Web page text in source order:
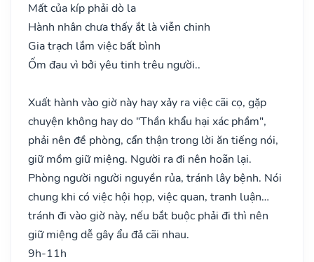
Mất của kíp phải dò la
Hành nhân chưa thấy ắt là viễn chinh
Gia trạch lắm việc bất bình
Ốm đau vì bởi yêu tinh trêu người..
Xuất hành vào giờ này hay xảy ra việc cãi cọ, gặp
chuyện không hay do "Thần khẩu hại xác phầm",
phải nên đề phòng, cẩn thận trong lời ăn tiếng nói,
giữ mồm giữ miệng. Người ra đi nên hoãn lại.
Phòng người người nguyền rủa, tránh lây bệnh. Nói
chung khi có việc hội họp, việc quan, tranh luận…
tránh đi vào giờ này, nếu bắt buộc phải đi thì nên
giữ miệng dễ gây ẩu đả cãi nhau.
9h-11h